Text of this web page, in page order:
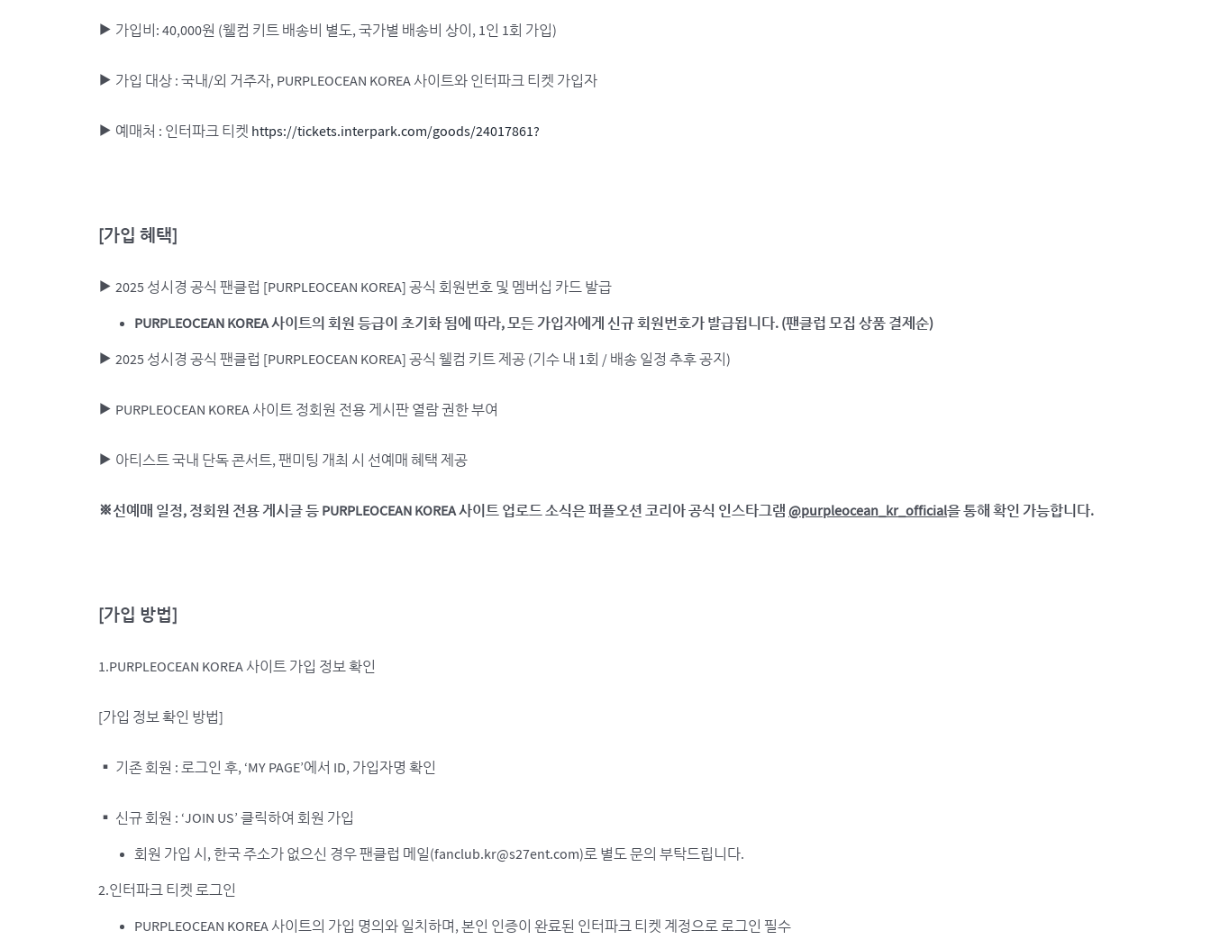
▶ 가입비: 40,000원 (웰컴 키트 배송비 별도, 국가별 배송비 상이, 1인 1회 가입)
▶ 가입 대상 : 국내/외 거주자, PURPLEOCEAN KOREA 사이트와 인터파크 티켓 가입자
▶ 예매처 : 인터파크 티켓 https://tickets.interpark.com/goods/24017861?
[가입 혜택]
▶ 2025 성시경 공식 팬클럽 [PURPLEOCEAN KOREA] 공식 회원번호 및 멤버십 카드 발급
PURPLEOCEAN KOREA사이트의 회원 등급이 초기화 됨에 따라, 모든 가입자에게 신규 회원번호가 발급됩니다. (팬클럽 모집 상품 결제순)
▶ 2025 성시경 공식 팬클럽 [PURPLEOCEAN KOREA] 공식 웰컴 키트 제공 (기수 내 1회 / 배송 일정 추후 공지)
▶ PURPLEOCEAN KOREA 사이트 정회원 전용 게시판 열람 권한 부여
▶ 아티스트 국내 단독 콘서트, 팬미팅 개최 시 선예매 혜택 제공
※선예매 일정, 정회원 전용 게시글 등 PURPLEOCEAN KOREA 사이트 업로드 소식은 퍼플오션 코리아 공식 인스타그램 @purpleocean_kr_official을 통해 확인 가능합니다.
[가입 방법]
1.PURPLEOCEAN KOREA 사이트 가입 정보 확인
[가입 정보 확인 방법]
▪ 기존 회원 : 로그인 후, ‘MY PAGE’에서 ID, 가입자명 확인
▪ 신규 회원 : ‘JOIN US’ 클릭하여 회원 가입
회원 가입 시, 한국 주소가 없으신 경우 팬클럽 메일(fanclub.kr@s27ent.com)로 별도 문의 부탁드립니다.
2.인터파크 티켓 로그인
PURPLEOCEAN KOREA 사이트의 가입 명의와 일치하며, 본인 인증이 완료된 인터파크 티켓 계정으로 로그인 필수